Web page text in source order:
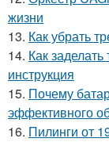
жизни
13. Как убрать
14. Как
инструкция
15. Почему
эффективного
16. Пилинги от